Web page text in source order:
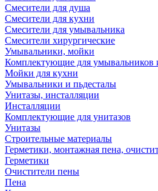
Смесители для душа
Смесители для кухни
Смесители для умывальника
Смесители хирургические
Умывальники, мойки
Комплектующие для умывальников
Мойки для кухни
Умывальники и пьдесталы
Унитазы, инсталляции
Инсталляции
Комплектующие для унитазов
Унитазы
Строительные материалы
Герметики, монтажная пена,
Герметики
Очистители пены
Пена